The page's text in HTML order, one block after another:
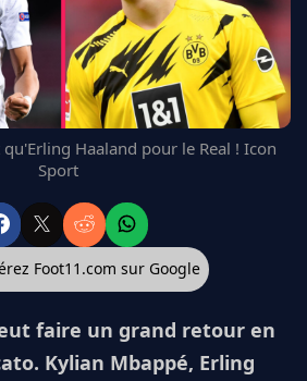
Haaland pour le Real ! Icon
Sport
Foot11.com sur Google
faire un grand retour en
Kylian Mbappé, Erling